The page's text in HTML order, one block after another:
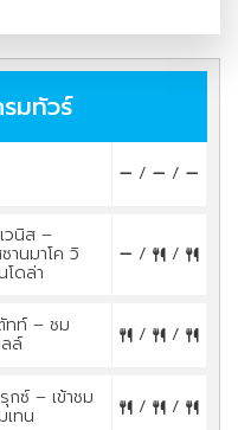
มทัวร์
/ /
วนิส –
านมาโค วิ
โดล่า
/ /
ทท์ – ชม
ล์ / /
ซ์ – เข้าชม
เทน / /